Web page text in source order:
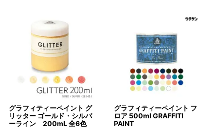
グラフィティーペイント グ
リッター ゴールド・シルバ
ーライン 200mL 全6色
グラフィティーペイント フ
ロア 500ml GRAFFITI
PAINT